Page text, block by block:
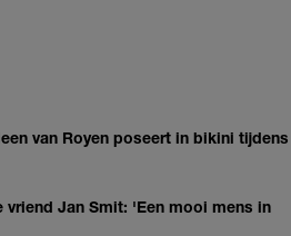
van Royen poseert in bikini tijdens
vriend Jan Smit: 'Een mooi mens in